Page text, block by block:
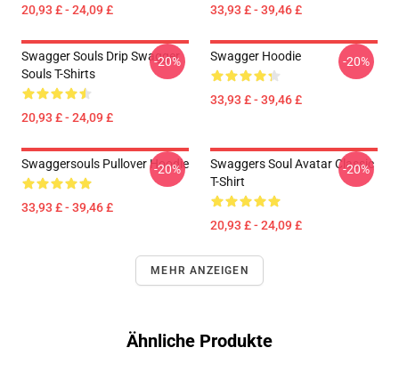
20,93 £ - 24,09 £ 33,93 £ - 39,46 £
Swagger Souls Drip Swagger
Souls T-Shirts
20,93 £ - 24,09 £
-20% Swagger Hoodie
33,93 £ - 39,46 £
-20%
Swaggersouls Pullover Hoodie
33,93 £ - 39,46 £
-20%
Swaggers Soul Avatar Classic
T-Shirt
20,93 £ - 24,09 £
-20%
MEHR ANZEIGEN
Ähnliche Produkte